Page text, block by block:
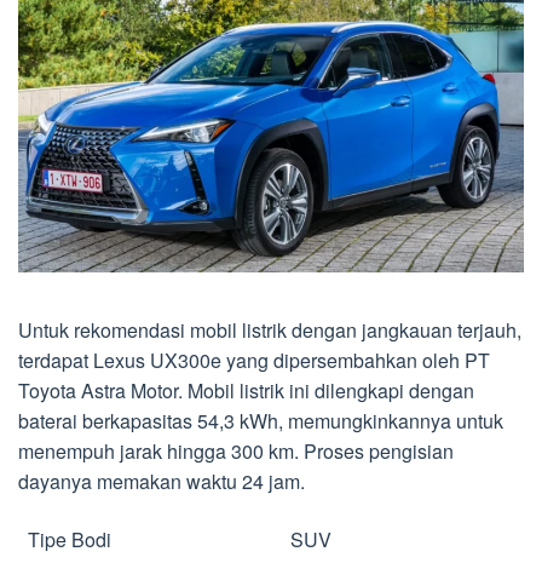
Untuk rekomendasi mobil listrik dengan jangkauan terjauh,
terdapat Lexus UX300e yang dipersembahkan oleh PT
Toyota Astra Motor. Mobil listrik ini dilengkapi dengan
baterai berkapasitas 54,3 kWh, memungkinkannya untuk
menempuh jarak hingga 300 km. Proses pengisian
dayanya memakan waktu 24 jam.
Tipe Bodi
SUV